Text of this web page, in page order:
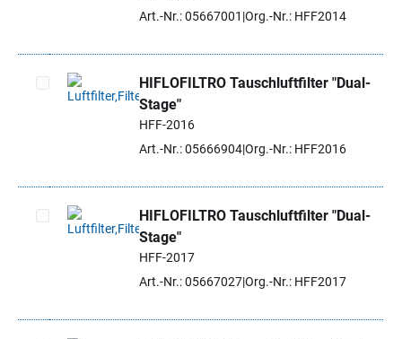
Art.-Nr.: 05667001 Org.-Nr.: HFF2014
Artikel auswählen
HIFLOFILTRO Tauschluftfilter "Dual-
Stage"
HFF-2016
Art.-Nr.: 05666904Org.-Nr.: HFF2016
Artikel auswählen
HIFLOFILTRO Tauschluftfilter "Dual-
Stage"
HFF-2017
Art.-Nr.: 05667027Org.-Nr.: HFF2017